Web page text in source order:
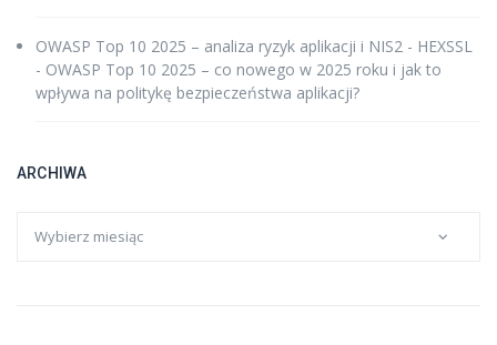
OWASP Top 10 2025 – analiza ryzyk aplikacji i NIS2 - HEXSSL
- OWASP Top 10 2025 – co nowego w 2025 roku i jak to
wpływa na politykę bezpieczeństwa aplikacji?
ARCHIWA